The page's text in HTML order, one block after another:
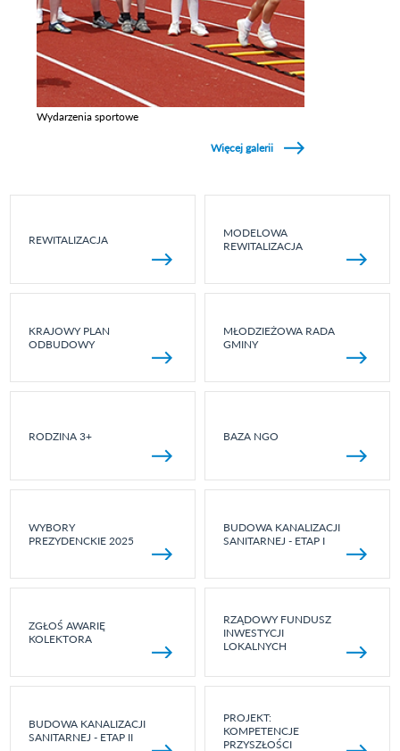
Wydarzenia sportowe
Więcej galerii
REWITALIZACJA
MODELOWA
REWITALIZACJA
KRAJOWY PLAN
ODBUDOWY
MŁODZIEŻOWA RADA
GMINY
RODZINA 3+ BAZA NGO
WYBORY
PREZYDENCKIE 2025
BUDOWA KANALIZACJI
SANITARNEJ - ETAP I
ZGŁOŚ AWARIĘ
KOLEKTORA
RZĄDOWY FUNDUSZ
INWESTYCJI
LOKALNYCH
BUDOWA KANALIZACJI
SANITARNEJ - ETAP II
PROJEKT:
KOMPETENCJE
PRZYSZŁOŚCI